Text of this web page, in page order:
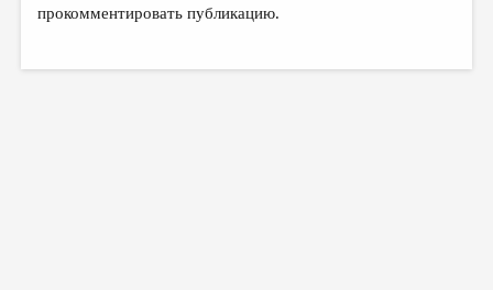
прокомментировать публикацию.